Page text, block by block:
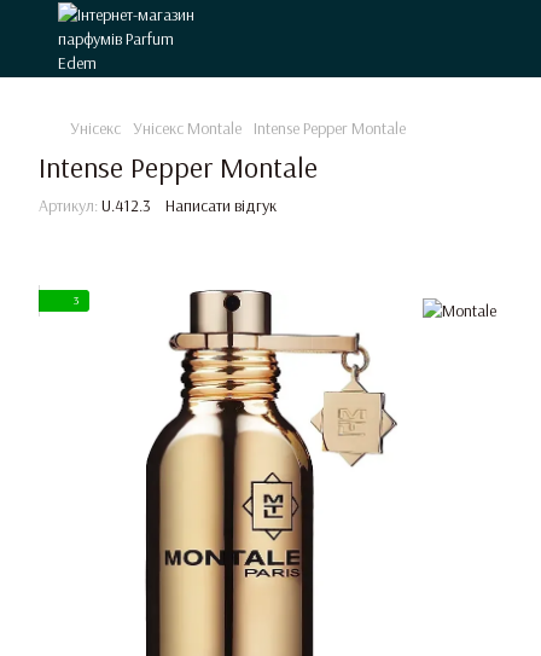
Унісекс Унісекс Montale Intense Pepper Montale
Intense Pepper Montale
Артикул: U.412.3 Написати відгук
3